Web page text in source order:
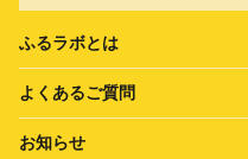
ふるラボとは
よくあるご質問
お知らせ